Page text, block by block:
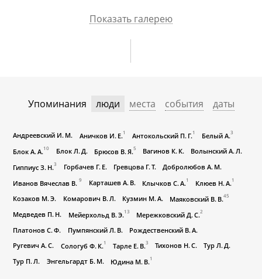
Показать галерею
Упоминания люди места события даты
Андреевский И. М. Аничков И. Е. 1 Антокольский П. Г. 1 Белый А.3
Блок А. А. 10 Блок Л. Д. Брюсов В. Я.5 Вагинов К. К.
Волынский А. Л.
Гиппиус З. Н.3 Горбачев Г. Е. Гревцова Г. Т.
Добролюбов А. М.
Иванов Вячеслав В. 9 Карташев А. В. Клычков С. А. 1 Клюев Н. А. 1
Козаков М. Э. Комарович В. Л. Кузмин М. А. Маяковский В. В.45
Медведев П. Н. Мейерхольд В. Э. 13 Мережковский Д. С. 2
Платонов С. Ф. Пумпянский Л. В.
Рождественский В. А.
Ругевич А. С.
Сологуб Ф. К. 1 Тарле Е. В.3 Тихонов Н. С.
Тур Л. Д.
Тур П. Л.
Энгельгардт Б. М. Юдина М. В. 1